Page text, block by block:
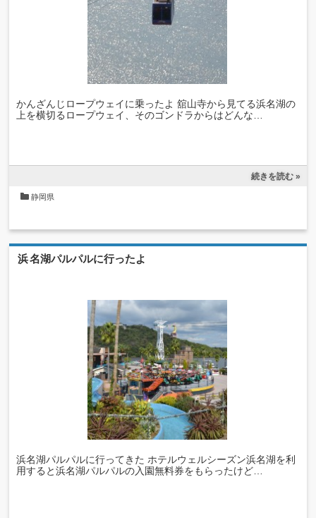
かんざんじロープウェイに乗ったよ 舘山寺から見てる浜名湖の
上を横切るロープウェイ、そのゴンドラからはどんな…
続きを読む »
静岡県
浜名湖パルパルに行ったよ
浜名湖パルパルに行ってきた ホテルウェルシーズン浜名湖を利
用すると浜名湖パルパルの入園無料券をもらったけど…